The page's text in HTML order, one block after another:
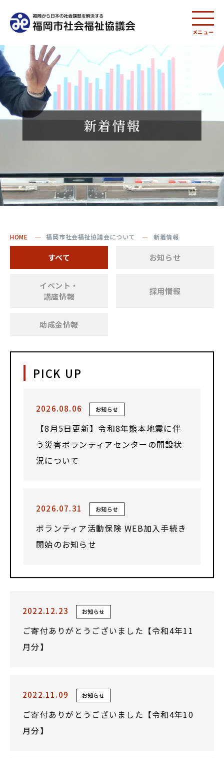
メニュー
新着情報
HOME 福岡市社会福祉協議会について 新着情報
すべて お知らせ
イベント・
講座情報
採用情報
助成金情報
PICK UP
2026.08.06 お知らせ
【8月5日更新】令和8年熊本地震に伴
う災害ボランティアセンターの開設状
況について
2026.07.31 お知らせ
ボランティア活動保険 WEB加入手続き
開始のお知らせ
2022.12.23 お知らせ
ご寄付ありがとうございました【令和4年11
月分】
2022.11.09 お知らせ
ご寄付ありがとうございました【令和4年10
月分】